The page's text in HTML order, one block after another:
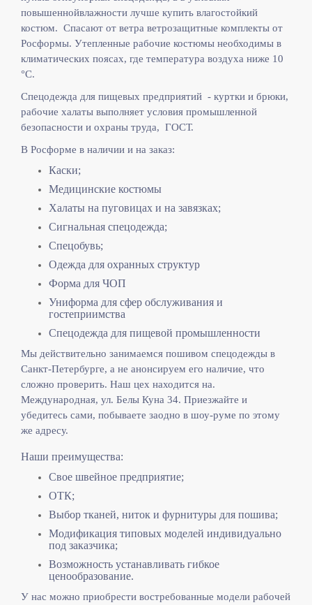
повышеннойвлажности лучше купить влагостойкий
костюм. Спасают от ветра ветрозащитные комплекты от
Росформы. Утепленные рабочие костюмы необходимы в
климатических поясах, где температура воздуха ниже 10
°C.
Спецодежда для пищевых предприятий - куртки и брюки,
рабочие халаты выполняет условия промышленной
безопасности и охраны труда, ГОСТ.
В Росформе в наличии и на заказ:
Каски;
Медицинские костюмы
Халаты на пуговицах и на завязках;
Сигнальная спецодежда;
Спецобувь;
Одежда для охранных структур
Форма для ЧОП
Униформа для сфер обслуживания и
гостеприимства
Спецодежда для пищевой промышленности
Мы действительно занимаемся пошивом спецодежды в
Санкт-Петербурге, а не анонсируем его наличие, что
сложно проверить. Наш цех находится на.
Международная, ул. Белы Куна 34. Приезжайте и
убедитесь сами, побываете заодно в шоу-руме по этому
же адресу.
Наши преимущества:
Свое швейное предприятие;
ОТК;
Выбор тканей, ниток и фурнитуры для пошива;
Модификация типовых моделей индивидуально
под заказчика;
Возможность устанавливать гибкое
ценообразование.
У нас можно приобрести востребованные модели рабочей